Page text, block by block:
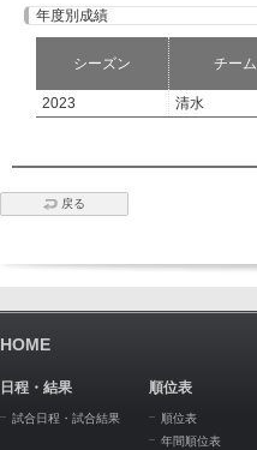
年度別成績
シーズン チーム
2023
清水
戻る
HOME
日程・結果
試合日程・試合結果
順位表
順位表
年間順位表